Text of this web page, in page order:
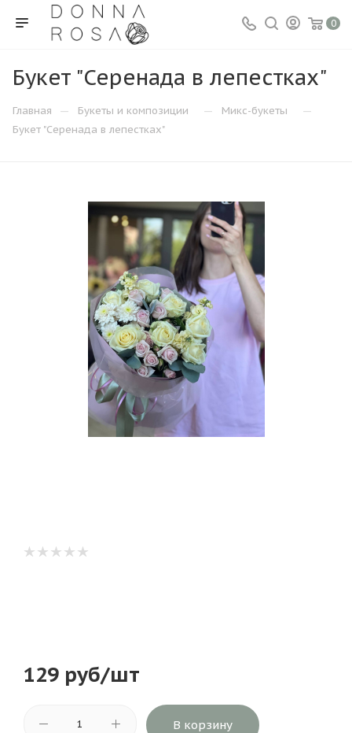
0
Букет "Серенада в лепестках"
Главная — Букеты и композиции — Микс-букеты —
Букет "Серенада в лепестках"
129 руб/шт
В корзину